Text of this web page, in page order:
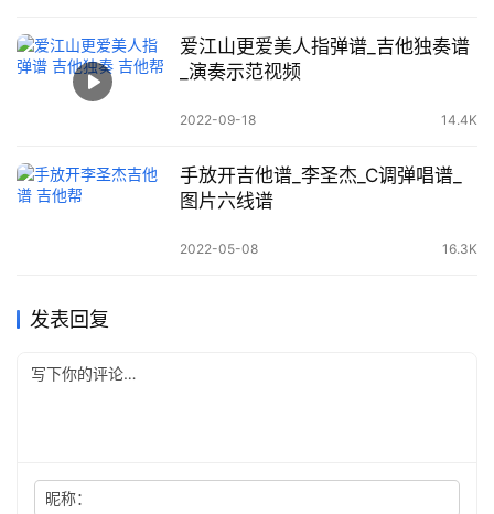
爱江山更爱美人指弹谱_吉他独奏谱
_演奏示范视频
2022-09-18 14.4K
手放开吉他谱_李圣杰_C调弹唱谱_
图片六线谱
2022-05-08 16.3K
发表回复
昵称：